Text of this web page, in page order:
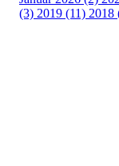
(3) 2019 (11) 2018